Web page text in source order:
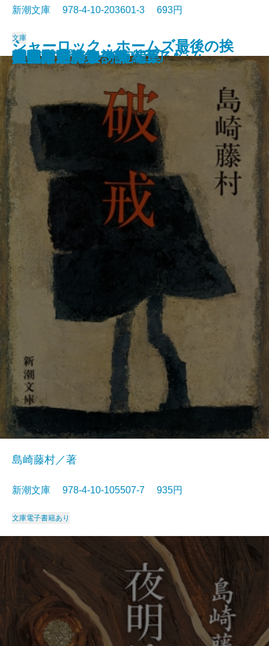
春の城
桜の実の熟する時
千曲川のスケッチ
シャーロック・ホームズ最後の挨
拶
人間の土地
クヌルプ
夜明け前 第二部〔下〕
夜明け前 第二部〔上〕
小さき者へ・生れ出づる悩み
哲学入門
新潮文庫 978-4-10-203601-3 693円
文庫
破戒
島崎藤村／著
新潮文庫 978-4-10-105507-7 935円
文庫電子書籍あり
夜明け前 第一部〔上〕
夜明け前 第一部〔下〕
肉体の悪魔
青春は美わし
コクトー詩集
アポリネール詩集
人生論ノート
異邦人
スタインベック短編集